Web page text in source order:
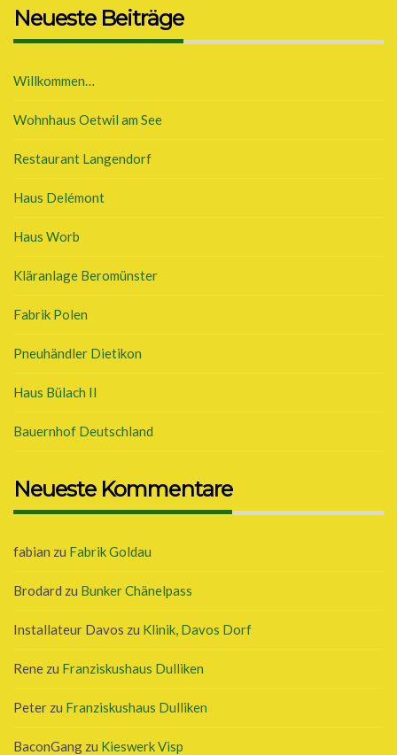
Neueste Beiträge
Willkommen…
Wohnhaus Oetwil am See
Restaurant Langendorf
Haus Delémont
Haus Worb
Kläranlage Beromünster
Fabrik Polen
Pneuhändler Dietikon
Haus Bülach II
Bauernhof Deutschland
Neueste Kommentare
fabian zu Fabrik Goldau
Brodard zu Bunker Chänelpass
Installateur Davos zu Klinik, Davos Dorf
Rene zu Franziskushaus Dulliken
Peter zu Franziskushaus Dulliken
BaconGang zu Kieswerk Visp